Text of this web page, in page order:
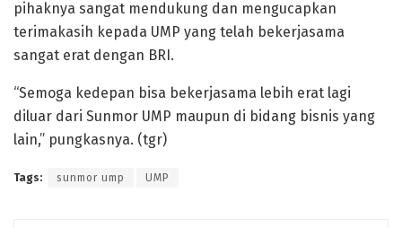
pihaknya sangat mendukung dan mengucapkan
terimakasih kepada UMP yang telah bekerjasama
sangat erat dengan BRI.
“Semoga kedepan bisa bekerjasama lebih erat lagi
diluar dari Sunmor UMP maupun di bidang bisnis yang
lain,” pungkasnya. (tgr)
Tags: sunmor ump UMP